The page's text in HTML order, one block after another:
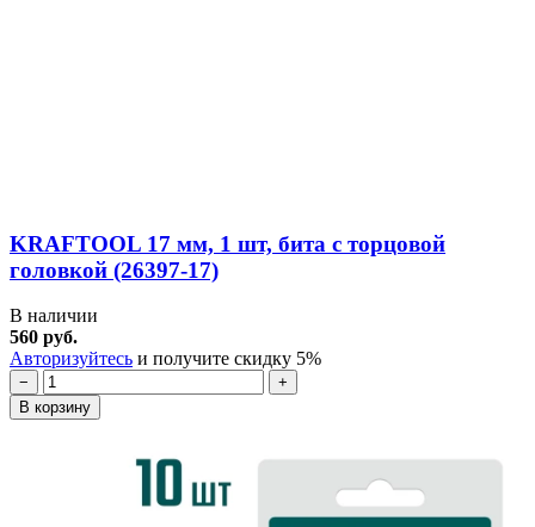
KRAFTOOL 17 мм, 1 шт, бита с торцовой
головкой (26397-17)
В наличии
560 руб.
Авторизуйтесь и получите скидку 5%
−
+
В корзину